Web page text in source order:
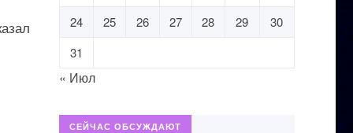
24
25 26 27 28 29
30
31
« Июл
СЕЙЧАС ОБСУЖДАЮТ